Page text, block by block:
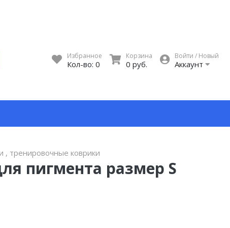
Избранное
Кол-во: 0
Корзина
0 руб.
Войти / Новый
Аккаунт
, тренировочные коврики
пигмента размер S